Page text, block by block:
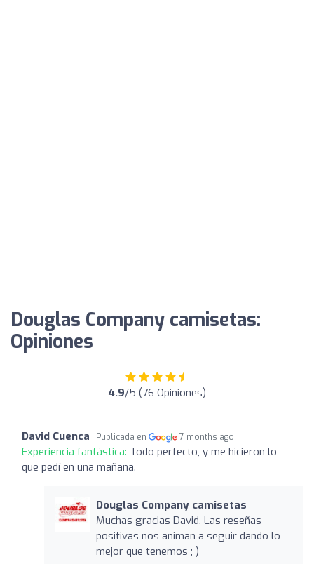
Douglas Company camisetas:
Opiniones
4.9/5 (76 Opiniones)
David Cuenca Publicada en 7 months ago
Experiencia fantástica: Todo perfecto, y me hicieron lo
que pedí en una mañana.
Douglas Company camisetas
Muchas gracias David. Las reseñas
positivas nos animan a seguir dando lo
mejor que tenemos ; )